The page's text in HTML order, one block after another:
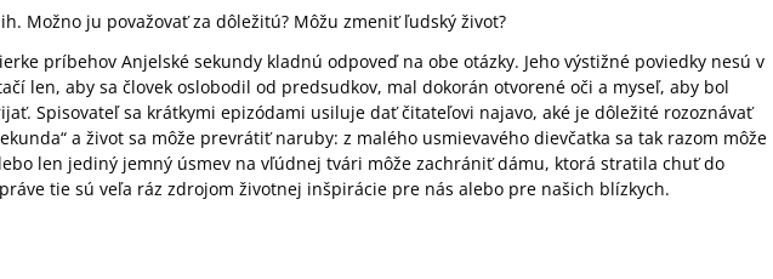
Možno ju považovať za dôležitú? Môžu zmeniť ľudský život?
príbehov Anjelské sekundy kladnú odpoveď na obe otázky. Jeho výstižné poviedky nesú v
len, aby sa človek oslobodil od predsudkov, mal dokorán otvorené oči a myseľ, aby bol
Spisovateľ sa krátkymi epizódami usiluje dať čitateľovi najavo, aké je dôležité rozoznávať
a život sa môže prevrátiť naruby: z malého usmievavého dievčatka sa tak razom môže
len jediný jemný úsmev na vľúdnej tvári môže zachrániť dámu, ktorá stratila chuť do
tie sú veľa ráz zdrojom životnej inšpirácie pre nás alebo pre našich blízkych.